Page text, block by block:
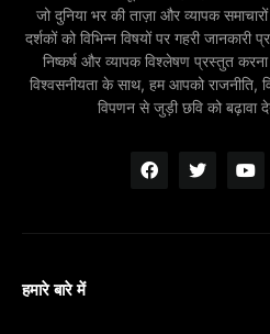
जो दुनिया भर की ताज़ा और व्यापक
दर्शकों को विभिन्न विषयों पर गहरी जानकारी
निष्कर्ष और व्यापक विश्लेषण प्रस्तुत करना
विश्वसनीयता के साथ, हम आपको राजनीति,
विपणन से जुड़ी छवि को बढ़ावा
हमारे बारे में